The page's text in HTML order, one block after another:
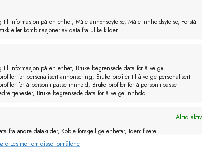
informasjon på en enhet, Måle annonseytelse, Måle innholdsytelse, Forstå
eller kombinasjoner av data fra ulike kilder.
informasjon på en enhet, Bruke begrensede data for å velge
for personalisert annonsering, Bruke profiler til å velge personalisert
for å persontilpasse innhold, Bruke profiler for å persontilpasse
tjenester, Bruke begrensede data for å velge innhold.
Alltid aktiv
fra andre datakilder, Koble forskjellige enheter, Identifisere
som overføres automatisk.
Les mer om disse formålene